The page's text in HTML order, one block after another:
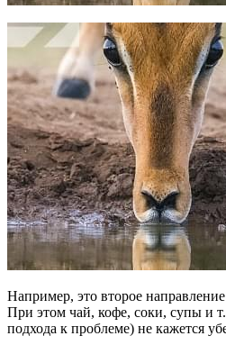
Например, это второе
При этом чай, кофе, соки, супы и
подхода к проблеме) не кажется